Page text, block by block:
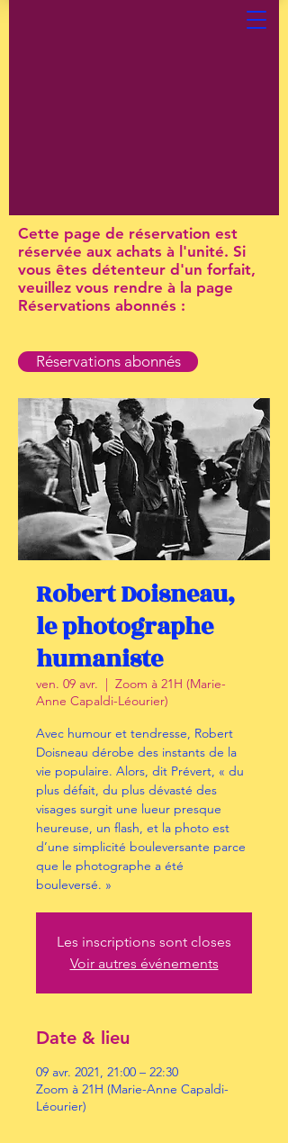
Cette page de réservation est
réservée aux achats à l'unité. Si
vous êtes détenteur d'un forfait,
veuillez vous rendre à la page
Réservations abonnés :
Réservations abonnés
Robert Doisneau,
le photographe
humaniste
ven. 09 avr.
  |
Zoom à 21H (Marie-
Anne Capaldi-Léourier)
Avec humour et tendresse, Robert
Doisneau dérobe des instants de la
vie populaire. Alors, dit Prévert, « du
plus défait, du plus dévasté des
visages surgit une lueur presque
heureuse, un flash, et la photo est
d’une simplicité bouleversante parce
que le photographe a été
bouleversé. »
Les inscriptions sont closes
Voir autres événements
Date & lieu
09 avr. 2021, 21:00 – 22:30
Zoom à 21H (Marie-Anne Capaldi-
Léourier)